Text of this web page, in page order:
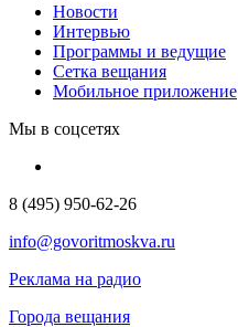
Новости
Интервью
Программы и ведущие
Сетка вещания
Мобильное приложение
Мы в соцсетях
8 (495) 950-62-26
info@govoritmoskva.ru
Реклама на радио
Города вещания